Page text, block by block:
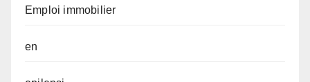
Emploi immobilier
en